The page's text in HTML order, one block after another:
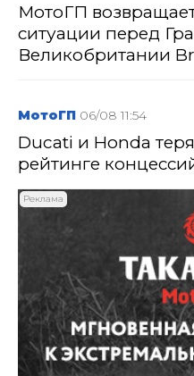
МотоГП
ситуации перед
Великобритании
МотоГП 06/08 11:54
Ducati и Honda
рейтинге
Реклама